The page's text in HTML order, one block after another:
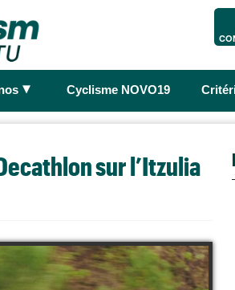
► Cyclisme NOVO19
sur l’Itzulia